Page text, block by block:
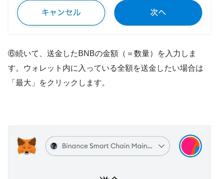
⑥続いて、送金したBNBの金額（＝数量）を入力しま
す。ウォレット内に入っている全額を送金したい場合は
「最大」をクリックします。